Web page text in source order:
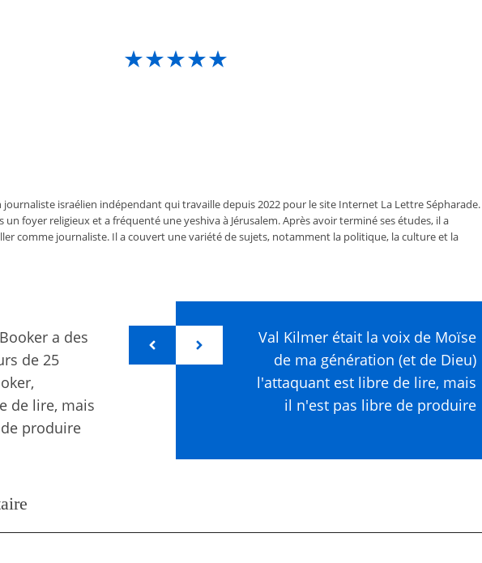
★★★★★
journaliste israélien indépendant qui travaille depuis 2022 pour le site Internet La Lettre Sépharade.
un foyer religieux et a fréquenté une yeshiva à Jérusalem. Après avoir terminé ses études, il a
comme journaliste. Il a couvert une variété de sujets, notamment la politique, la culture et la
a des
de 25
de lire, mais
produire
Val Kilmer était la voix de Moïse
de ma génération (et de Dieu)
l'attaquant est libre de lire, mais
il n'est pas libre de produire